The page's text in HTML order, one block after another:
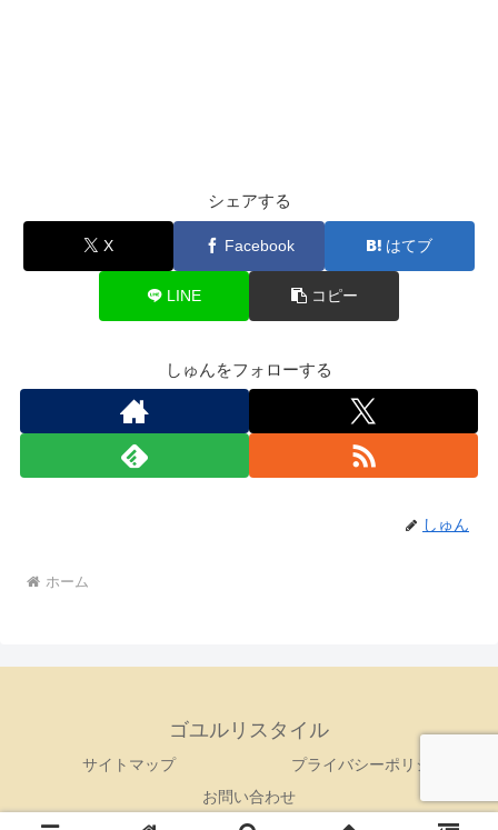
シェアする
X Facebook はてブ
LINE コピー
しゅんをフォローする
しゅん
ホーム
ゴユルリスタイル
サイトマップ
プライバシーポリシー
お問い合わせ